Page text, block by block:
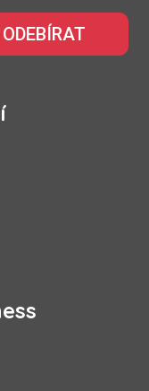
ODEBÍRAT